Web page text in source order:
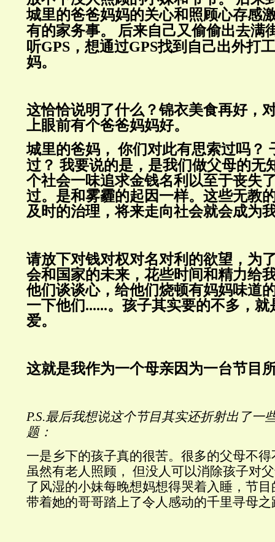
城里的爸爸妈妈的关心和照顾心存感
有的家务事。
后来自己又偷偷出去满
听GPS ，想通过GPS找到自己出外打
妈。
这恰恰说明了什么？锦衣美食再好，
上眼前有个爸爸妈妈好。
城里的爸妈， 你们对此有思索过吗？
过？ 我要说的是，是我们做父母的无
个社会一味追求金钱名利 以至于丧失
过。是和雾霾的起因一样。这些无教
及时的治理，将来走向社会就会成为
请放下对钱对权对名对利的欲望，为
会和国家的未来，花些时间和精力给
他们谈谈心，给他们烧顿有妈妈味道
一下他们......。孩子其实要的不多， 就
爱。
这就是我作为一个母亲因为一台节目
P.S.最后我想说这个节目其实还折射出了一
题：
一是乡下的孩子真的很苦。很多的父母不
虽然有老人照顾， 但没人可以消除孩子对
了风湿的小妹每晚想妈想得哭着入睡， 节目
带着她的哥哥踏上了令人感动的千里寻母之